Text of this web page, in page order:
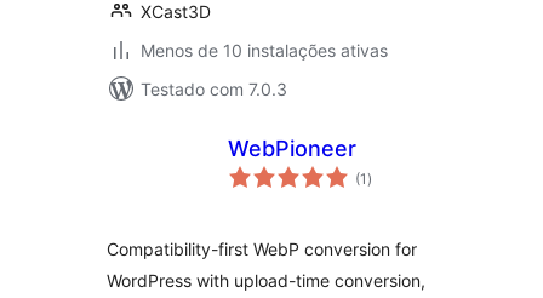
XCast3D
Menos de 10 instalações ativas
Testado com 7.0.3
WebPioneer
(1 avaliações
totais
)
Compatibility-first WebP conversion for
WordPress with upload-time conversion,